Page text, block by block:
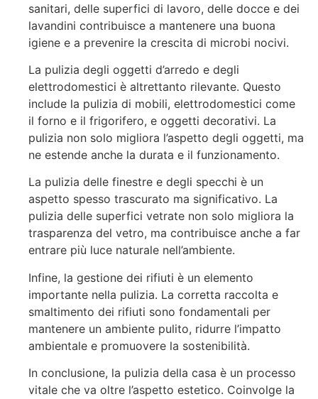
sanitari, delle superfici di lavoro, delle docce e dei
lavandini contribuisce a mantenere una buona
igiene e a prevenire la crescita di microbi nocivi.
La pulizia degli oggetti d’arredo e degli
elettrodomestici è altrettanto rilevante. Questo
include la pulizia di mobili, elettrodomestici come
il forno e il frigorifero, e oggetti decorativi. La
pulizia non solo migliora l’aspetto degli oggetti, ma
ne estende anche la durata e il funzionamento.
La pulizia delle finestre e degli specchi è un
aspetto spesso trascurato ma significativo. La
pulizia delle superfici vetrate non solo migliora la
trasparenza del vetro, ma contribuisce anche a far
entrare più luce naturale nell’ambiente.
Infine, la gestione dei rifiuti è un elemento
importante nella pulizia. La corretta raccolta e
smaltimento dei rifiuti sono fondamentali per
mantenere un ambiente pulito, ridurre l’impatto
ambientale e promuovere la sostenibilità.
In conclusione, la pulizia della casa è un processo
vitale che va oltre l’aspetto estetico. Coinvolge la